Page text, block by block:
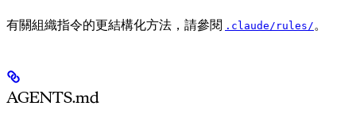
有關組織指令的更結構化方法，請參閱 .claude/rules/ 。
AGENTS.md